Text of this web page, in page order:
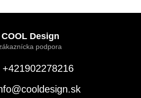
COOL Design
+421902278216
@cooldesign.sk